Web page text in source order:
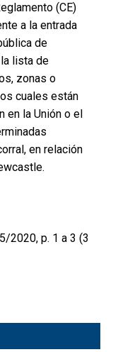
(CE)
a la entrada
de
lista de
zonas o
cuales están
en la Unión o el
en relación
2020, p. 1 a 3 (3